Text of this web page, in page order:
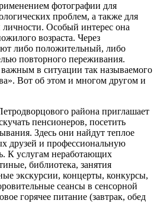
фотографии для
проблем, а также для
личности. Особый интерес она
возраста. Через
либо положительный, либо
повторного переживания.
в ситуации так называемого
Вот об этом и многом другом и
района приглашает
пенсионеров, посетить
Здесь они найдут теплое
друзей и профессиональную
К услугам неработающих
библиотека, занятия
экскурсии, концерты, конкурсы,
сеансы в сенсорной
горячее питание (завтрак, обед